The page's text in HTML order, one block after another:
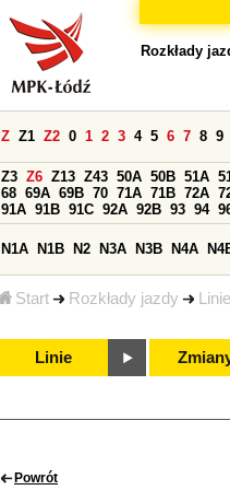
Start Rozkłady jazdy Linie
Rozkłady
Z Z1 Z2 0 1 2 3 4 5 6 7 8 9
Z3 Z6 Z13 Z43 50A 50B 51A
68 69A 69B 70 71A 71B 72A
91A 91B 91C 92A 92B 93 94
N1A N1B N2 N3A N3B N4A
Linie
Powrót